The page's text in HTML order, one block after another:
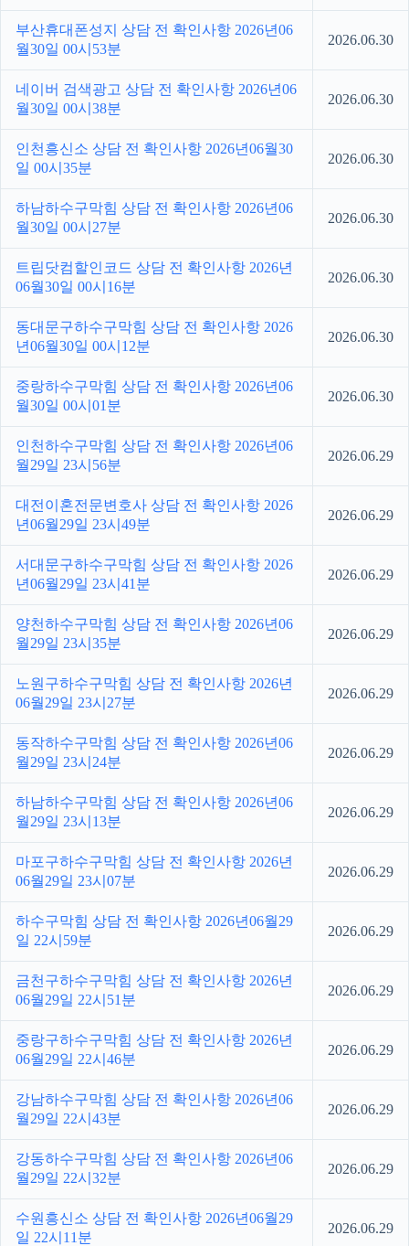
부산휴대폰성지 상담 전 확인사항 2026년06
월30일 00시53분
2026.06.30
네이버 검색광고 상담 전 확인사항 2026년06
월30일 00시38분
2026.06.30
인천흥신소 상담 전 확인사항 2026년06월30
일 00시35분
2026.06.30
하남하수구막힘 상담 전 확인사항 2026년06
월30일 00시27분
2026.06.30
트립닷컴할인코드 상담 전 확인사항 2026년
06월30일 00시16분
2026.06.30
동대문구하수구막힘 상담 전 확인사항 2026
년06월30일 00시12분
2026.06.30
중랑하수구막힘 상담 전 확인사항 2026년06
월30일 00시01분
2026.06.30
인천하수구막힘 상담 전 확인사항 2026년06
월29일 23시56분
2026.06.29
대전이혼전문변호사 상담 전 확인사항 2026
년06월29일 23시49분
2026.06.29
서대문구하수구막힘 상담 전 확인사항 2026
년06월29일 23시41분
2026.06.29
양천하수구막힘 상담 전 확인사항 2026년06
월29일 23시35분
2026.06.29
노원구하수구막힘 상담 전 확인사항 2026년
06월29일 23시27분
2026.06.29
동작하수구막힘 상담 전 확인사항 2026년06
월29일 23시24분
2026.06.29
하남하수구막힘 상담 전 확인사항 2026년06
월29일 23시13분
2026.06.29
마포구하수구막힘 상담 전 확인사항 2026년
06월29일 23시07분
2026.06.29
하수구막힘 상담 전 확인사항 2026년06월29
일 22시59분
2026.06.29
금천구하수구막힘 상담 전 확인사항 2026년
06월29일 22시51분
2026.06.29
중랑구하수구막힘 상담 전 확인사항 2026년
06월29일 22시46분
2026.06.29
강남하수구막힘 상담 전 확인사항 2026년06
월29일 22시43분
2026.06.29
강동하수구막힘 상담 전 확인사항 2026년06
월29일 22시32분
2026.06.29
수원흥신소 상담 전 확인사항 2026년06월29
일 22시11분
2026.06.29